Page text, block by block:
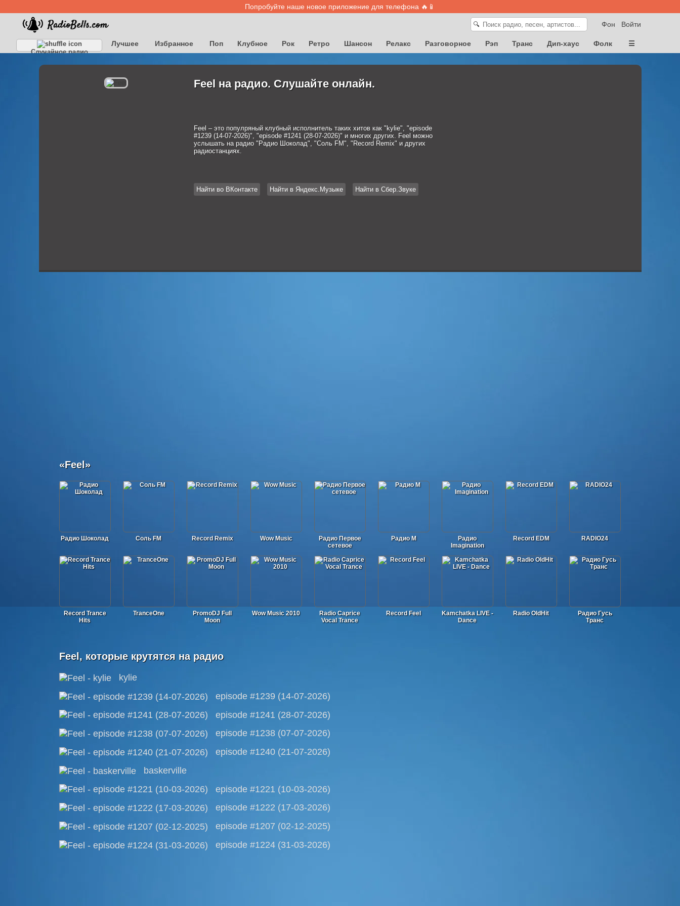
Попробуйте наше новое приложение для телефона 🔥📱
Войти
Фон
🔍
Случайное радио
Лучшее Избранное Поп Клубное Рок Ретро Шансон Релакс Разговорное Рэп Транс Дип-хаус Фолк ☰
Feel на радио. Слушайте онлайн.
Feel – это популряный клубный исполнитель таких хитов как "kylie", "episode
#1239 (14-07-2026)", "episode #1241 (28-07-2026)" и многих других. Feel можно
услышать на радио "Радио Шоколад", "Соль FM", "Record Remix" и других
радиостанциях.
Найти во ВКонтакте Найти в Яндекс.Музыке Найти в Сбер.Звуке
«Feel»
Радио Шоколад Соль FM Record Remix Wow Music
Радио Первое
сетевое
Радио М
Радио
Imagination
Record EDM RADIO24
Record Trance
Hits
TranceOne
PromoDJ Full
Moon
Wow Music 2010
Radio Caprice
Vocal Trance
Record Feel
Kamchatka LIVE -
Dance
Radio OldHit
Радио Гусь
Транс
Feel, которые крутятся на радио
kylie
episode #1239 (14-07-2026)
episode #1241 (28-07-2026)
episode #1238 (07-07-2026)
episode #1240 (21-07-2026)
baskerville
episode #1221 (10-03-2026)
episode #1222 (17-03-2026)
episode #1207 (02-12-2025)
episode #1224 (31-03-2026)